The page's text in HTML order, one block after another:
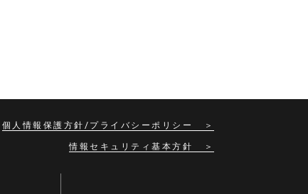
個人情報保護方針/プライバシーポリシー
情報セキュリティ基本方針